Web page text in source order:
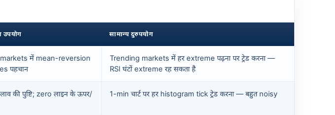
उपयोग सामान्य दुरुपयोग
में mean-reversion
पहचान
Trending markets में हर extreme पढ़ना पर ट्रेड करना —
RSI घंटों extreme रह सकता है
की पुष्टि; zero लाइन के ऊपर/
1-min चार्ट पर हर histogram tick ट्रेड करना — बहुत noisy